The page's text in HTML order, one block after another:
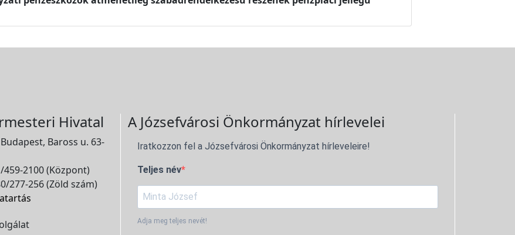
Hivatal
Baross u. 63-
459-2100 (Központ)
277-256 (Zöld szám)
A Józsefvárosi Önkormányzat hírlevelei
Iratkozzon fel a Józsefvárosi Önkormányzat hírleveleire!
Teljes név
Adja meg teljes nevét!